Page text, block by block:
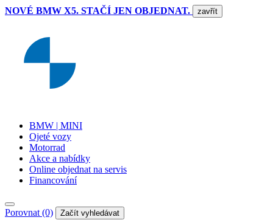
NOVÉ BMW X5. STAČÍ JEN OBJEDNAT. zavřít
BMW | MINI
Ojeté vozy
Motorrad
Akce a nabídky
Online objednat na servis
Financování
Porovnat (0) Začít vyhledávat